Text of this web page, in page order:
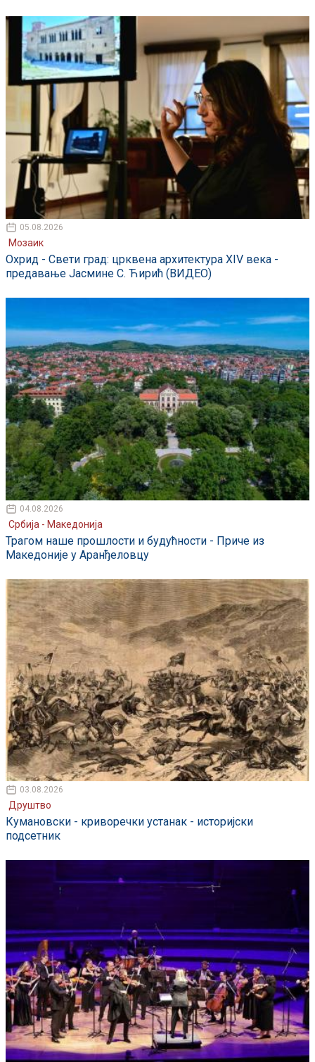
05.08.2026
Мозаик
Охрид - Свети град: црквена архитектура XIV века -
предавање Јасмине С. Ћирић (ВИДЕО)
04.08.2026
Србија - Македонија
Трагом наше прошлости и будућности - Приче из
Македоније у Аранђеловцу
03.08.2026
Друштво
Кумановски - криворечки устанак - историјски
подсетник